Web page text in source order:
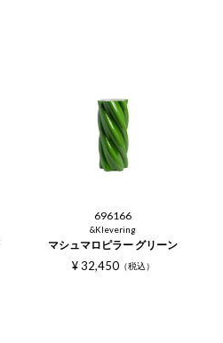
696166
&Klevering
マシュマロピラー グリーン
¥ 32,450 税込